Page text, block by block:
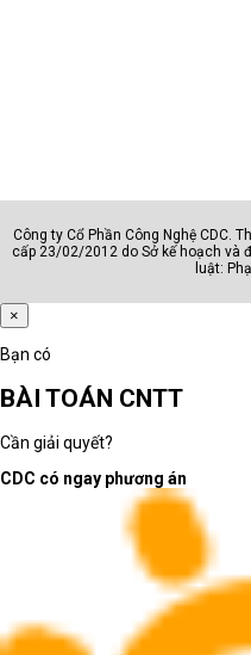
Công ty Cổ Phần Công Nghệ CDC.
cấp 23/02/2012 do Sở kế hoạch và
luật:
×
Bạn có
BÀI TOÁN CNTT
Cần giải quyết?
CDC có ngay phương án